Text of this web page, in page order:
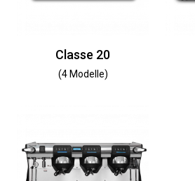
Classe 20
(4 Modelle)